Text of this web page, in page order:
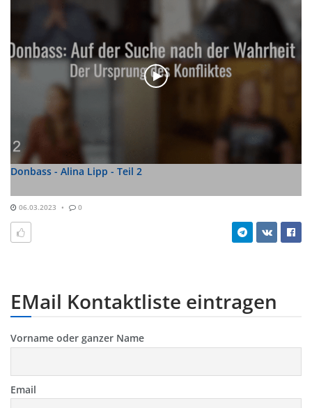
Donbass - Alina Lipp - Teil 2
06.03.2023 0
EMail Kontaktliste eintragen
Vorname oder ganzer Name
Email